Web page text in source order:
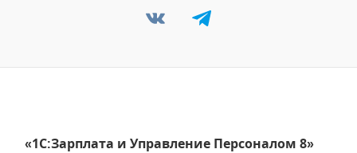
«1С:Зарплата и Управление Персоналом 8»